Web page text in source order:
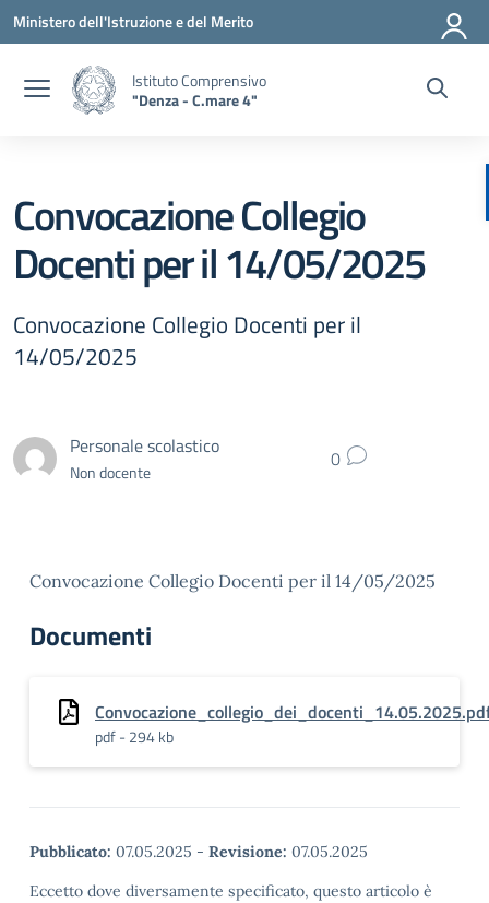
Vai ai contenuti
Vai al menu di navigazione
Vai al footer
Ministero dell'Istruzione e del Merito
Istituto Comprensivo
"Denza - C.mare 4"
Convocazione Collegio
Docenti per il 14/05/2025
Convocazione Collegio Docenti per il
14/05/2025
Personale scolastico
Non docente 0
Convocazione Collegio Docenti per il 14/05/2025
Documenti
pdf - 294 kb
Pubblicato: 07.05.2025 - Revisione: 07.05.2025
Eccetto dove diversamente specificato, questo articolo è